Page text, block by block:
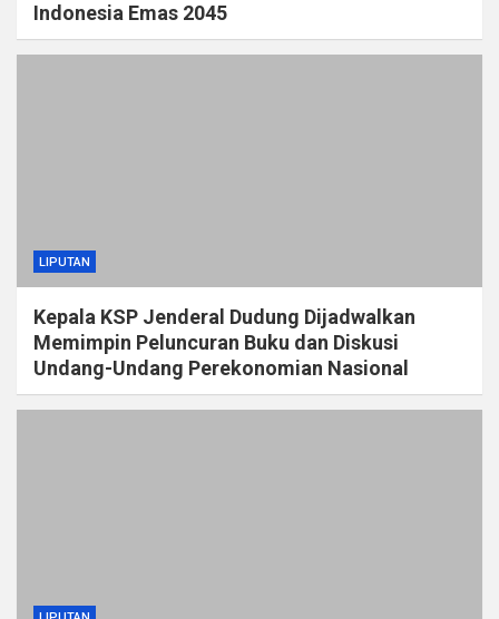
Indonesia Emas 2045
LIPUTAN
Kepala KSP Jenderal Dudung Dijadwalkan
Memimpin Peluncuran Buku dan Diskusi
Undang-Undang Perekonomian Nasional